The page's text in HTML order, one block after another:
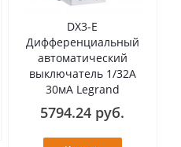
DX3-E
Дифференциальный
автоматический
выключатель 1/32А
30мА Legrand
5794.24 руб.